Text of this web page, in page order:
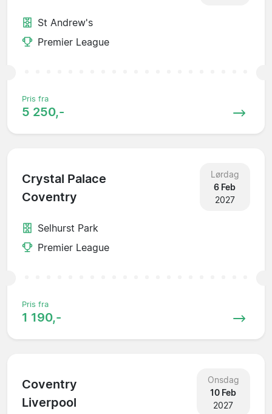
St Andrew's
Premier League
Pris fra
5 250,-
Crystal Palace
Coventry
Lørdag
6 Feb
2027
Selhurst Park
Premier League
Pris fra
1 190,-
Coventry
Liverpool
Onsdag
10 Feb
2027